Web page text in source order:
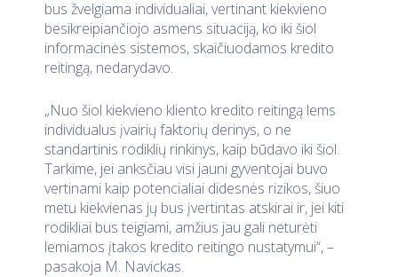
bus žvelgiama individualiai, vertinant kiekvieno
besikreipiančiojo asmens situaciją, ko iki šiol
informacinės sistemos, skaičiuodamos kredito
reitingą, nedarydavo.
„Nuo šiol kiekvieno kliento kredito reitingą lems
individualus įvairių faktorių derinys, o ne
standartinis rodiklių rinkinys, kaip būdavo iki šiol.
Tarkime, jei anksčiau visi jauni gyventojai buvo
vertinami kaip potencialiai didesnės rizikos, šiuo
metu kiekvienas jų bus įvertintas atskirai ir, jei kiti
rodikliai bus teigiami, amžius jau gali neturėti
lemiamos įtakos kredito reitingo nustatymui“, –
pasakoja M. Navickas.